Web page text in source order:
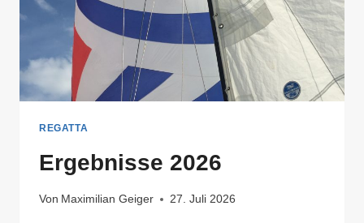
REGATTA
Ergebnisse 2026
Von Maximilian Geiger 27. Juli 2026